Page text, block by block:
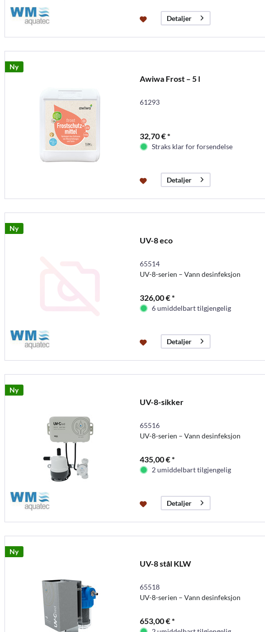
Detaljer
Ny
Awiwa Frost – 5 l
61293
32,70 € *
Straks klar for forsendelse
Detaljer
Ny
UV-8 eco
65514
UV-8-serien – Vann desinfeksjon
326,00 € *
6 umiddelbart tilgjengelig
Detaljer
Ny
UV-8-sikker
65516
UV-8-serien – Vann desinfeksjon
435,00 € *
2 umiddelbart tilgjengelig
Detaljer
Ny
UV-8 stål KLW
65518
UV-8-serien – Vann desinfeksjon
653,00 € *